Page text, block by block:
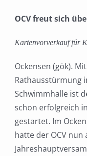
OCV freut sich
Kartenvorverkauf für
Ockensen (gök).
Rathausstürmung
Schwimmhalle ist
schon erfolgreich
gestartet. Im
hatte der OCV